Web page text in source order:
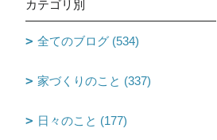
カテゴリ別
全てのブログ (534)
家づくりのこと (337)
日々のこと (177)